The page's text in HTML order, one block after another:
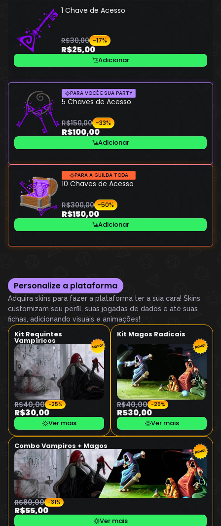
1 Chave de Acesso
R$30,00 -17%
R$25,00
Adicionar
PARA VOCÊ E SUA PARTY
5 Chaves de Acesso
R$150,00 -33%
R$100,00
Adicionar
PARA A GUILDA TODA
10 Chaves de Acesso
R$300,00 -50%
R$150,00
Adicionar
Personalize a plataforma
Adquira skins para fazer a plataforma ter a sua cara! Skins
customizam seu perfil, suas jogadas de dados e até suas
fichas, adicionando visuais e animações!
Kit Requintes
Vampíricos
R$40,00 -25%
R$30,00
Ver mais
Kit Magos Radicais
R$40,00 -25%
R$30,00
Ver mais
Combo Vampiros + Magos
R$80,00 -31%
R$55,00
Ver mais